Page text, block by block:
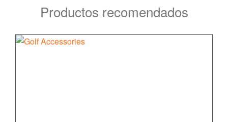
Productos recomendados